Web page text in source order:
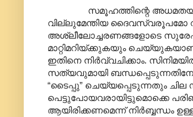
സമൂഹത്തിന്റെ അധമതയാണു
വില്ലുമേന്തിയ ദൈവസ്വരൂപമോ
അശ്ലീലോച്ചരണങ്ങളോടെ
മാറ്റിമറിയ്ക്കുകയും
ഇതിനെ നിർവ്വചിക്കാം.
സത്യവുമായി
“ടൈപ്പു” ചെയ്യപ്പെടുന്നതും ചില
പെട്ടുപോയവരായിട്ടുമൊക്കെ
ആയിരിക്കണമെന്ന് നിർബ്ബന്ധം